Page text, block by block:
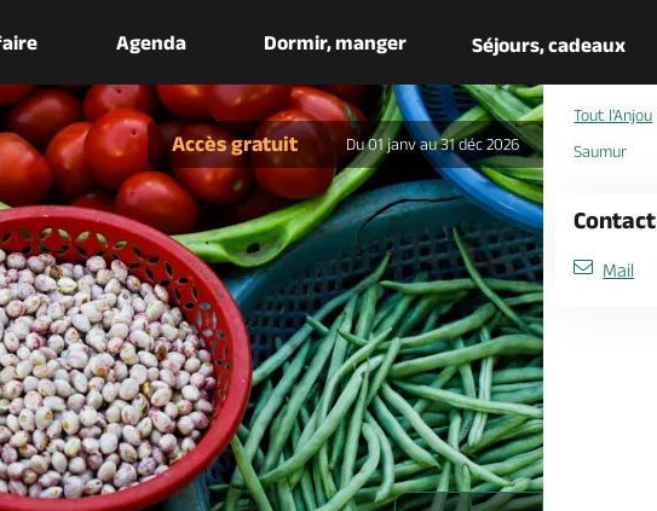
Agenda Dormir, manger Séjours, cadeaux
Accès gratuit Du 01 janv au 31 déc 2026
Tout l'Anjou
Saumur
Contact
Mail